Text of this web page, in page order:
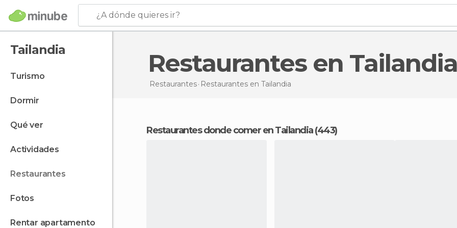
¿A dónde quieres ir?
Tailandia
turismo
dormir
qué ver
actividades
restaurantes
fotos
rentar apartamento
Restaurantes en Tailandia
Restaurantes Restaurantes en Tailandia
Restaurantes donde comer en Tailandia (443)